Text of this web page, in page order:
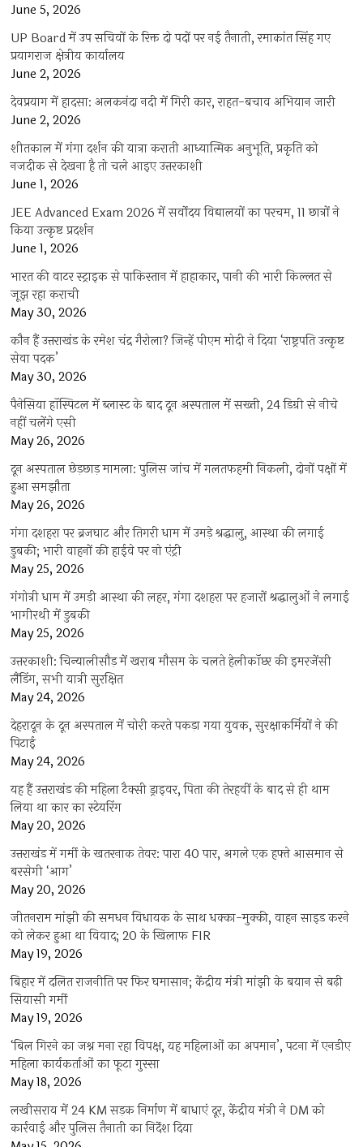
June 5, 2026
UP Board में उप सचिवों के रिक्त दो पदों पर नई तैनाती, रमाकांत सिंह गए
प्रयागराज क्षेत्रीय कार्यालय
June 2, 2026
देवप्रयाग में हादसा: अलकनंदा नदी में गिरी कार, राहत-बचाव अभियान जारी
June 2, 2026
शीतकाल में गंगा दर्शन की यात्रा कराती आध्यात्मिक अनुभूति, प्रकृति को
नजदीक से देखना है तो चले आइए उत्तरकाशी
June 1, 2026
JEE Advanced Exam 2026 में सर्वोदय विद्यालयों का परचम, 11 छात्रों ने
किया उत्कृष्ट प्रदर्शन
June 1, 2026
भारत की वाटर स्ट्राइक से पाकिस्तान में हाहाकार, पानी की भारी किल्लत से
जूझ रहा कराची
May 30, 2026
कौन हैं उत्तराखंड के रमेश चंद्र गैरोला? जिन्हें पीएम मोदी ने दिया ‘राष्ट्रपति उत्कृष्ट
सेवा पदक’
May 30, 2026
पैनेसिया हॉस्पिटल में ब्लास्ट के बाद दून अस्पताल में सख्ती, 24 डिग्री से नीचे
नहीं चलेंगे एसी
May 26, 2026
दून अस्पताल छेड़छाड़ मामला: पुलिस जांच में गलतफहमी निकली, दोनों पक्षों में
हुआ समझौता
May 26, 2026
गंगा दशहरा पर ब्रजघाट और तिगरी धाम में उमड़े श्रद्धालु, आस्था की लगाई
डुबकी; भारी वाहनों की हाईवे पर नो एंट्री
May 25, 2026
गंगोत्री धाम में उमड़ी आस्था की लहर, गंगा दशहरा पर हजारों श्रद्धालुओं ने लगाई
भागीरथी में डुबकी
May 25, 2026
उत्तरकाशी: चिन्यालीसौड़ में खराब मौसम के चलते हेलीकॉप्टर की इमरजेंसी
लैंडिंग, सभी यात्री सुरक्षित
May 24, 2026
देहरादून के दून अस्पताल में चोरी करते पकड़ा गया युवक, सुरक्षाकर्मियों ने की
पिटाई
May 24, 2026
यह हैं उत्तराखंड की महिला टैक्सी ड्राइवर, पिता की तेरहवीं के बाद से ही थाम
लिया था कार का स्टेयरिंग
May 20, 2026
उत्तराखंड में गर्मी के खतरनाक तेवर: पारा 40 पार, अगले एक हफ्ते आसमान से
बरसेगी ‘आग’
May 20, 2026
जीतनराम मांझी की समधन विधायक के साथ धक्का-मुक्की, वाहन साइड करने
को लेकर हुआ था विवाद; 20 के खिलाफ FIR
May 19, 2026
बिहार में दलित राजनीति पर फिर घमासान; केंद्रीय मंत्री मांझी के बयान से बढ़ी
सियासी गर्मी
May 19, 2026
‘बिल गिरने का जश्न मना रहा विपक्ष, यह महिलाओं का अपमान’, पटना में एनडीए
महिला कार्यकर्ताओं का फूटा गुस्सा
May 18, 2026
लखीसराय में 24 KM सड़क निर्माण में बाधाएं दूर, केंद्रीय मंत्री ने DM को
कार्रवाई और पुलिस तैनाती का निर्देश दिया